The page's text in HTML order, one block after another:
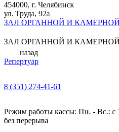
454000, г. Челябинск
ул. Труда, 92а
ЗАЛ ОРГАННОЙ И
ЗАЛ ОРГАННОЙ И
назад
Репертуар
8 (351) 274-41-61
Режим работы кассы: Пн. - Вс.: с
без перерыва